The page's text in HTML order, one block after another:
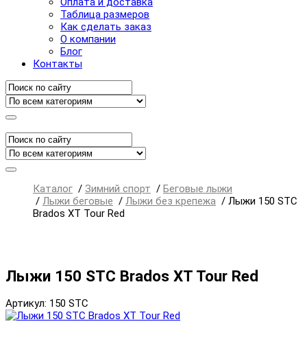
Таблица размеров
Как сделать заказ
О компании
Блог
Контакты
Каталог / Зимний спорт / Беговые лыжи
/ Лыжи беговые / Лыжи без крепежа / Лыжи 150 STC
Brados XT Tour Red
Лыжи 150 STC Brados XT Tour Red
Артикул: 150 STC